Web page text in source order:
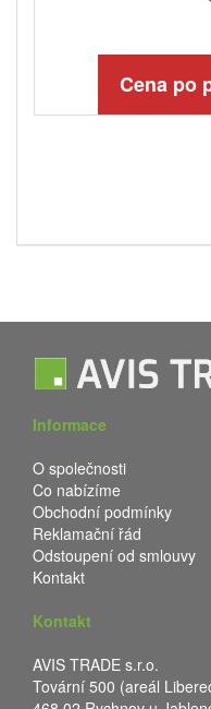
Cena po
Informace
O společnosti
Co nabízíme
Obchodní podmínky
Reklamační řád
Odstoupení od smlouvy
Kontakt
Kontakt
AVIS TRADE s.r.o.
Tovární 500 (areál